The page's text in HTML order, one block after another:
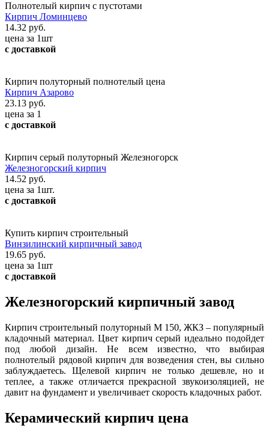
Полнотелый кирпич с пустотами
Кирпич Ломинцево
14.32 руб.
цена за 1шт
с доставкой
Кирпич полуторный полнотелый цена
Кирпич Азарово
23.13 руб.
цена за 1
с доставкой
Кирпич серый полуторный Железногорск
Железногорский кирпич
14.52 руб.
цена за 1шт.
с доставкой
Купить кирпич строительный
Винзилинский кирпичный завод
19.65 руб.
цена за 1шт
с доставкой
Железногорский кирпичный завод
Кирпич строительный полуторный М 150, ЖКЗ – популярный
кладочный материал. Цвет кирпич серый идеально подойдет
под любой дизайн. Не всем известно, что выбирая
полнотелый рядовой кирпич для возведения стен, вы сильно
заблуждаетесь. Щелевой кирпич не только дешевле, но и
теплее, а также отличается прекрасной звукоизоляцией, не
давит на фундамент и увеличивает скорость кладочных работ.
Керамический кирпич цена